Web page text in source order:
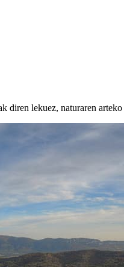
diren lekuez, naturaren